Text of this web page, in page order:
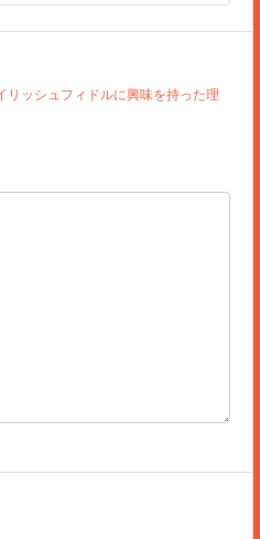
リッシュフィドルに興味を持った理